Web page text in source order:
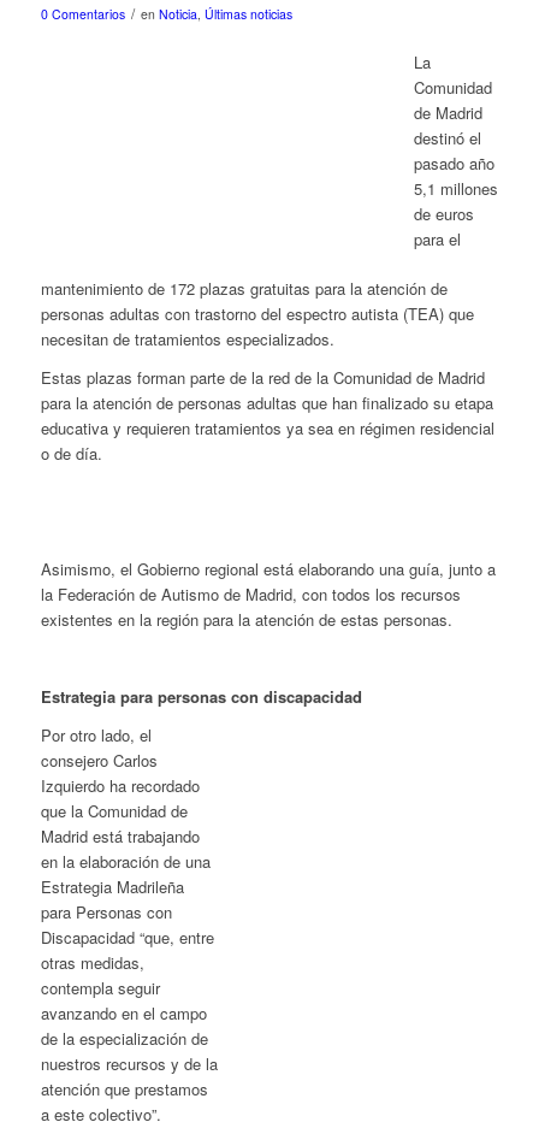
0 Comentarios / en Noticia Últimas noticias
La
Comunidad
de Madrid
destinó el
pasado año
5,1 millones
de euros
para el
mantenimiento de 172 plazas gratuitas para la atención de
personas adultas con trastorno del espectro autista (TEA) que
necesitan de tratamientos especializados.
Estas plazas forman parte de la red de la Comunidad de Madrid
para la atención de personas adultas que han finalizado su etapa
educativa y requieren tratamientos ya sea en régimen residencial
o de día.
Asimismo, el Gobierno regional está elaborando una guía, junto a
la Federación de Autismo de Madrid, con todos los recursos
existentes en la región para la atención de estas personas.
Estrategia para personas con discapacidad
Por otro lado, el
consejero Carlos
Izquierdo ha recordado
que la Comunidad de
Madrid está trabajando
en la elaboración de una
Estrategia Madrileña
para Personas con
Discapacidad “que, entre
otras medidas,
contempla seguir
avanzando en el campo
de la especialización de
nuestros recursos y de la
atención que prestamos
a este colectivo”.